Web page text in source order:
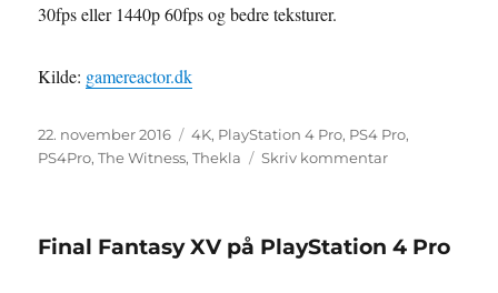
30fps eller 1440p 60fps og bedre teksturer.
Kilde: gamereactor.dk
Udgivet
22. november 2016 Tags
4K, PlayStation 4 Pro, PS4 Pro,
PS4Pro,The Witness,Thekla Skriv kommentartil
fået
Final Fantasy XV på PlayStation 4 Pro